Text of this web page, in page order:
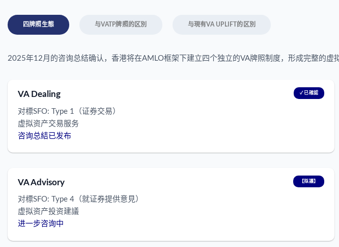
四牌照生態 与VATP牌照的区別 与現有VA UPLIFT的区別
2025年12月的咨询总结确认，香港将在AMLO框架下建立四个独立的VA牌照制度，形成完整的虚
VA Dealing
对標SFO: Type 1（证券交易）
虚拟资产交易服务
咨询总結已发布
✓ 已確認
VA Advisory
对標SFO: Type 4（就证券提供意見）
虚拟资产投资建議
进一步咨询中
【拟議】